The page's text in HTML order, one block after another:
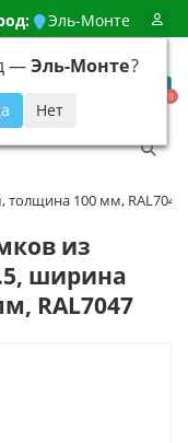
Эль-Монте
—Эль-Монте?
0
100 мм, RAL7047
из
ширина
RAL7047